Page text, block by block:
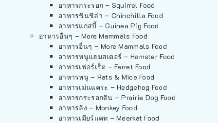
อาหารกระรอก – Squirrel Food
อาหารชินชิล่า – Chinchilla Food
อาหารแกสบี้ – Guinea Pig Food
อาหารอื่นๆ – More Mammals Food
อาหารอื่นๆ – More Mammals Food
อาหารหนูแฮมสเตอร์ – Hamster Food
อาหารเฟอร์เร็ต – Ferret Food
อาหารหนู – Rats & Mice Food
อาหารเม่นแคระ – Hedgehog Food
อาหารกระรอกดิน – Prairie Dog Food
อาหารลิง – Monkey Food
อาหารเมียร์แคท – Meerkat Food